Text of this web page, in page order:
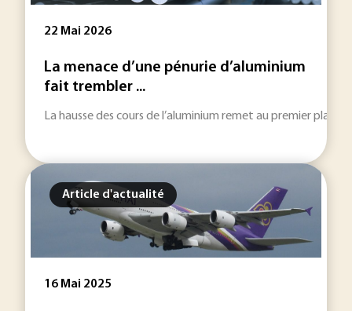
22 Mai 2026
La menace d’une pénurie d’aluminium
fait trembler ...
La hausse des cours de l’aluminium remet au premier
Article d'actualité
16 Mai 2025